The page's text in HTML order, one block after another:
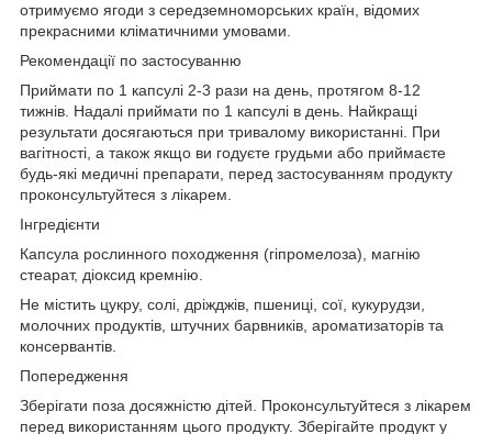
отримуємо ягоди з середземноморських країн, відомих
прекрасними кліматичними умовами.
Рекомендації по застосуванню
Приймати по 1 капсулі 2-3 рази на день, протягом 8-12
тижнів. Надалі приймати по 1 капсулі в день. Найкращі
результати досягаються при тривалому використанні. При
вагітності, а також якщо ви годуєте грудьми або приймаєте
будь-які медичні препарати, перед застосуванням продукту
проконсультуйтеся з лікарем.
Інгредієнти
Капсула рослинного походження (гіпромелоза), магнію
стеарат, діоксид кремнію.
Не містить цукру, солі, дріжджів, пшениці, сої, кукурудзи,
молочних продуктів, штучних барвників, ароматизаторів та
консервантів.
Попередження
Зберігати поза досяжністю дітей. Проконсультуйтеся з лікарем
перед використанням цього продукту. Зберігайте продукт у